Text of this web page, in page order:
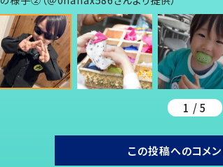
1 / 5
この投稿へのコメ